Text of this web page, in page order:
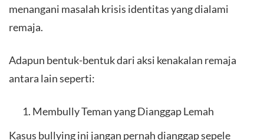
menangani masalah krisis identitas yang dialami
remaja.
Adapun bentuk-bentuk dari aksi kenakalan remaja
antara lain seperti:
Membully Teman yang Dianggap Lemah
Kasus bullying ini jangan pernah dianggap sepele